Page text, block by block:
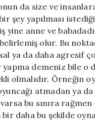
da size ve
şey yapılması
yine anne ve
belirlemiş olur. Bu
ya da daha agresif
demeniz bile o
olmalıdır. Örneğin
atmadan ya
bu sınıra
daha bu şekilde